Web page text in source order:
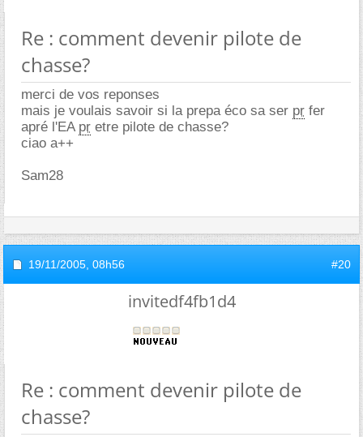
Re : comment devenir pilote de
chasse?
merci de vos reponses
mais je voulais savoir si la prepa éco sa ser pr fer
apré l'EA pr etre pilote de chasse?
ciao a++
Sam28
19/11/2005, 08h56 #20
invitedf4fb1d4
Re : comment devenir pilote de
chasse?